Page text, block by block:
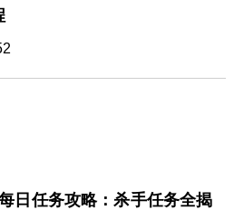
日任务攻略：杀手任务全揭